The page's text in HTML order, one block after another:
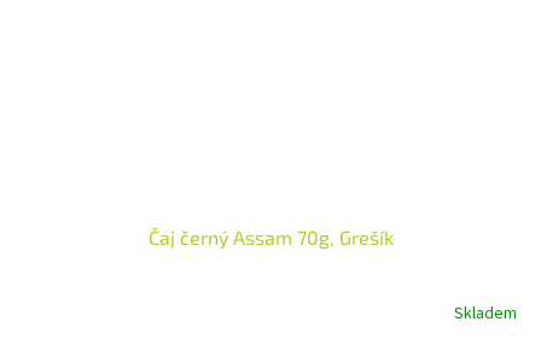
Čaj černý Assam 70g, Grešík
Skladem